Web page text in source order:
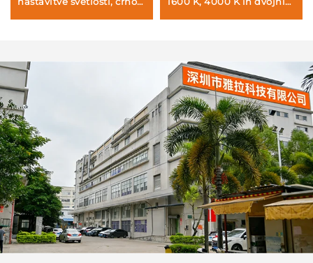
telo, hitro polnjenje prek
ON, svetloba za podporo